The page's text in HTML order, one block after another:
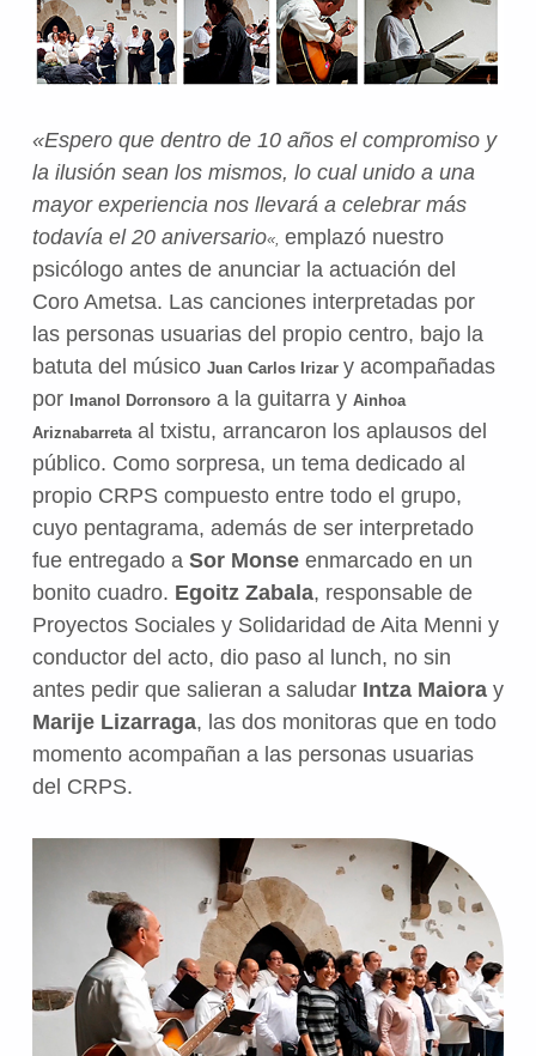
«Espero que dentro de 10 años el compromiso y
la ilusión sean los mismos, lo cual unido a una
mayor experiencia nos llevará a celebrar más
todavía el 20 aniversario«, emplazó nuestro
psicólogo antes de anunciar la actuación del
Coro Ametsa. Las canciones interpretadas por
las personas usuarias del propio centro, bajo la
batutadel músico Juan Carlos Irizar y acompañadas
por
Imanol Dorronsoroa la guitarra y Ainhoa
Ariznabarretaal txistu, arrancaron los aplausos del
público. Como sorpresa, un tema dedicadoal
propio CRPS compuesto entre todo el grupo,
cuyo pentagrama, además de ser interpretado
fue entregado a Sor Monse enmarcado en un
bonito cuadro. Egoitz Zabala, responsable de
Proyectos Sociales y Solidaridad de Aita Menni y
conductor del acto, dio paso al lunch, no sin
antes pedir que salieran a saludar Intza Maioray
Marije Lizarraga, las dos monitoras que en todo
momento acompañan a las personas usuarias
del CRPS.